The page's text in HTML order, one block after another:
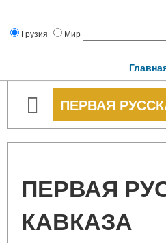
Грузия Мир
ПЕРВАЯ
ПЕРВАЯ
КАВКАЗА